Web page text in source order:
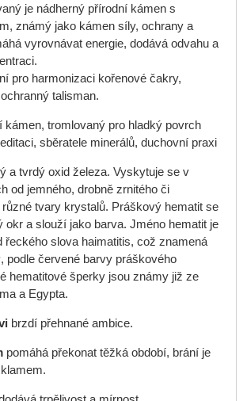
je nádherný přírodní kámen s
známý jako kámen síly, ochrany a
vyrovnávat energie, dodává odvahu a
pro harmonizaci kořenové čakry,
talisman.
kámen, tromlovaný pro hladký povrch
sběratele minerálů, duchovní praxi
a tvrdý oxid železa. Vyskytuje se v
od jemného, drobně zrnitého či
tvary krystalů. Práškový hematit se
okr a slouží jako barva. Jméno hematit je
řeckého slova haimatitis, což znamená
podle červené barvy práškového
hematitové šperky jsou známy již ze
a Egypta.
brzdí přehnané ambice.
pomáhá překonat těžká období, brání je